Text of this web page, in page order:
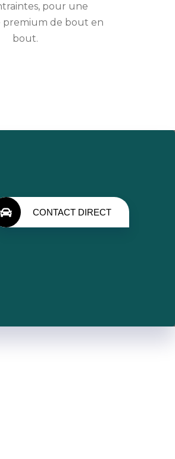
pour une
premium de bout en
bout.
CONTACT DIRECT